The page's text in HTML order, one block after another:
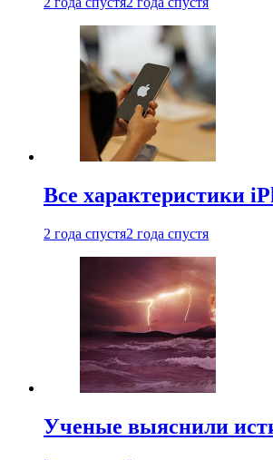
Все характеристики
2 года спустя2 года спустя
Ученые выяснили